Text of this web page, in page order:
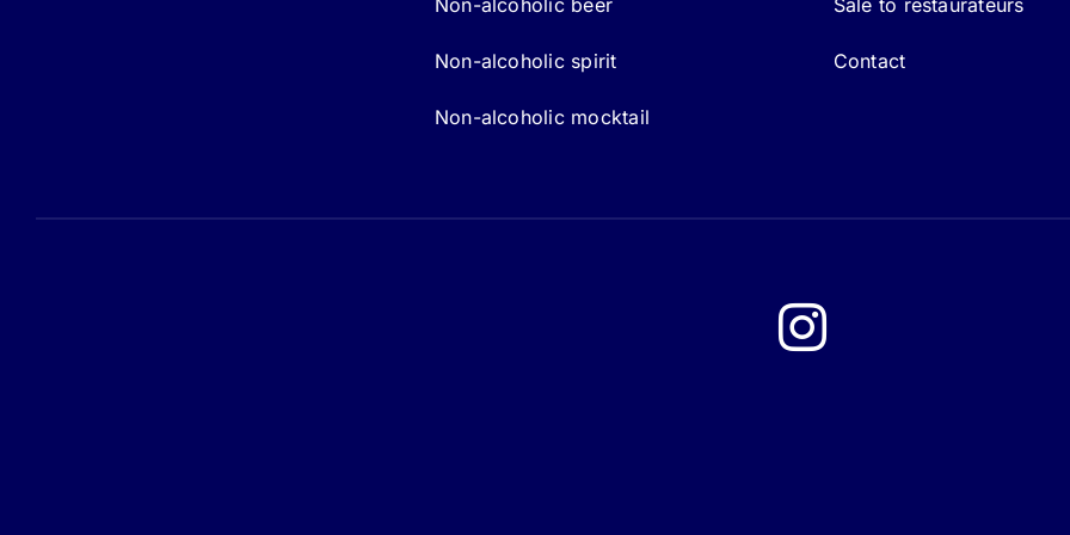
Non-alcoholic beer
Non-alcoholic spirit
Non-alcoholic mocktail
Sale to restaurateurs
Contact